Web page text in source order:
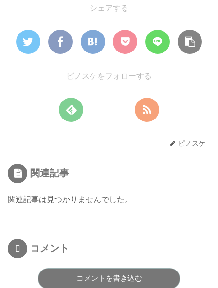
シェアする
ピノスケをフォローする
ピノスケ
関連記事
関連記事は見つかりませんでした。
コメント
コメントを書き込む